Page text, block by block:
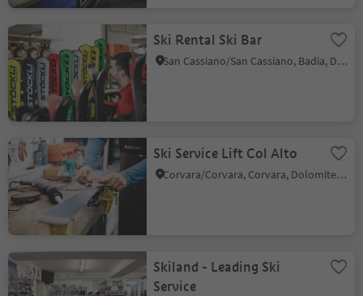
Ski Rental Ski Bar
San Cassiano/San Cassiano, Badia, Dolomites Region Alta Badia
Ski Service Lift Col Alto
Corvara/Corvara, Corvara, Dolomites Region Alta Badia
Skiland - Leading Ski
Service